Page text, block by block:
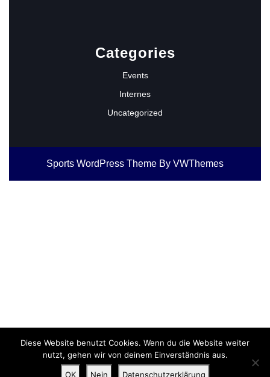
Categories
Events
Internes
Uncategorized
Sports WordPress Theme By VWThemes
Diese Website benutzt Cookies. Wenn du die Website weiter
nutzt, gehen wir von deinem Einverständnis aus.
OK Nein Datenschutzerklärung